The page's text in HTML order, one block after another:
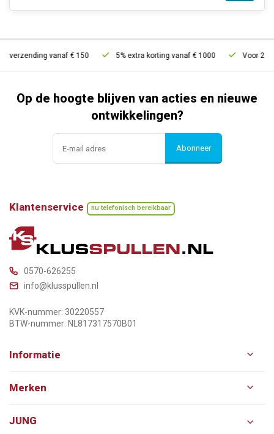
verzending vanaf € 150 5% extra korting vanaf € 1000 Voor 21u
Op de hoogte blijven van acties en nieuwe
ontwikkelingen?
Abonneer
Klantenservice nu telefonisch bereikbaar
0570-626255
info@klusspullen.nl
KVK-nummer: 30220557
BTW-nummer: NL817317570B01
Informatie
Merken
JUNG